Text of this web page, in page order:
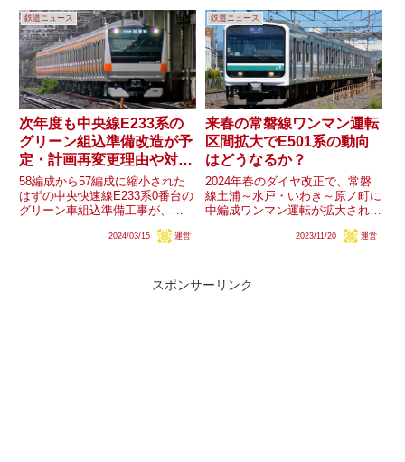
ステッカーの掲出が開始されまし
た。現時点で10両...
きく下回っています。既に一部が
静岡車両区に転出してい...
鉄道ニュース
次年度も中央線E233系の
グリーン組込準備改造が予
定・計画再変更理由や対象
編成は？
58編成から57編成に縮小された
はずの中央快速線E233系0番台の
グリーン車組込準備工事が、
とが判明しました。既に57編成
なりますが、なぜ編成数が...
2024/03/15 運営
鉄道ニュース
来春の常磐線ワンマン運転
区間拡大でE501系の動向
はどうなるか？
2024年春のダイヤ改正で、常磐
線土浦～水戸・いわき～原ノ町に
中編成ワンマン運転が拡大される
が完了する予定です。E501系の
の動きも確認されていま...
2023/11/20 運営
スポンサーリンク